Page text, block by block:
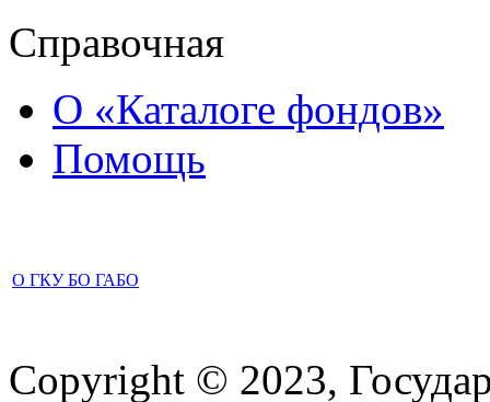
Справочная
О «Каталоге фондов»
Помощь
О ГКУ БО ГАБО
Copyright © 2023,